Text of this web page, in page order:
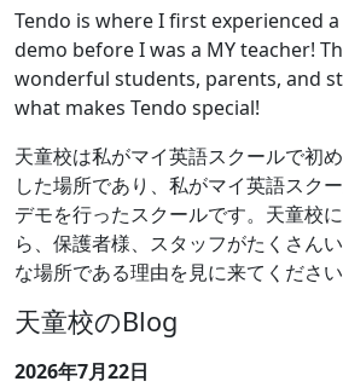
Tendo is where I first experienced a
demo before I was a MY teacher!
wonderful students, parents, and
what makes Tendo special!
天童校は私がマイ英語スクールで初
した場所であり、私がマイ英語スク
デモを行ったスクールです。天童校
ら、保護者様、スタッフがたくさん
な場所である理由を見に来てください
天童校のBlog
2026年7月22日